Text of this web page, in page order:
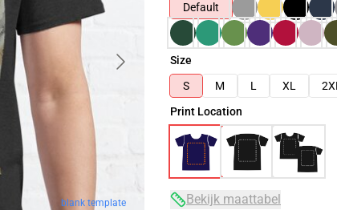
blank template
Default
Size
S
M L XL 2XL
Print Location
Bekijk maattabel